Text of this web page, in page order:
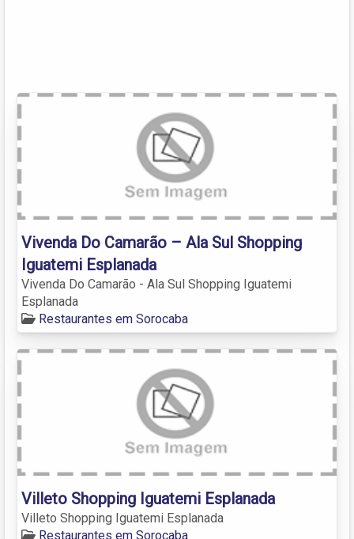
Vivenda Do Camarão – Ala Sul Shopping
Iguatemi Esplanada
Vivenda Do Camarão - Ala Sul Shopping Iguatemi
Esplanada
Restaurantes em Sorocaba
Villeto Shopping Iguatemi Esplanada
Villeto Shopping Iguatemi Esplanada
Restaurantes em Sorocaba